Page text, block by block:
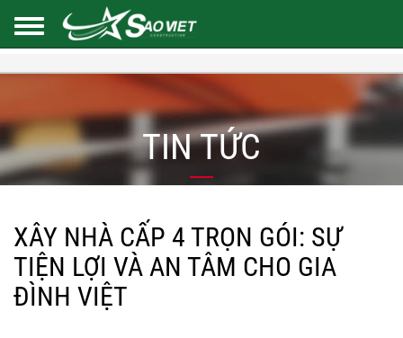
TIN TỨC
XÂY NHÀ CẤP 4 TRỌN GÓI: SỰ
TIỆN LỢI VÀ AN TÂM CHO GIA
ĐÌNH VIỆT